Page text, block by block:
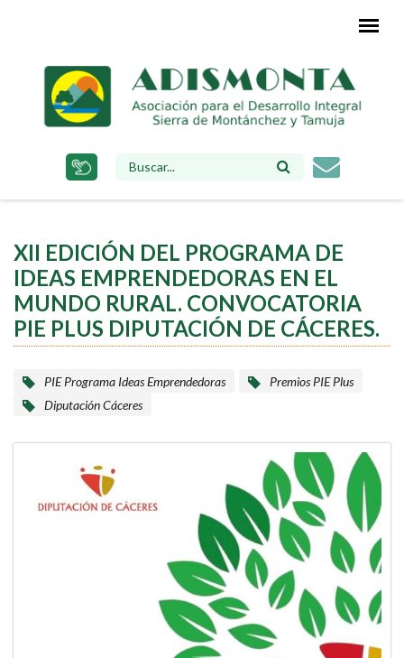
principal
BÚSQUEDA
XII EDICIÓN DEL PROGRAMA DE
IDEAS EMPRENDEDORAS EN EL
MUNDO RURAL. CONVOCATORIA
PIE PLUS DIPUTACIÓN DE CÁCERES.
PIE Programa Ideas Emprendedoras
Premios PIE Plus
Diputación Cáceres